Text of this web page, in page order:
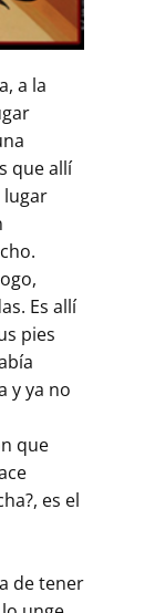
a la
que allí
lugar
Es allí
pies
y ya no
que
es el
de tener